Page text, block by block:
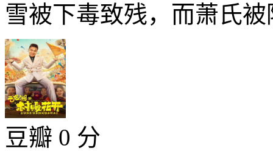
雪被下毒致残，而萧氏
豆瓣 0 分